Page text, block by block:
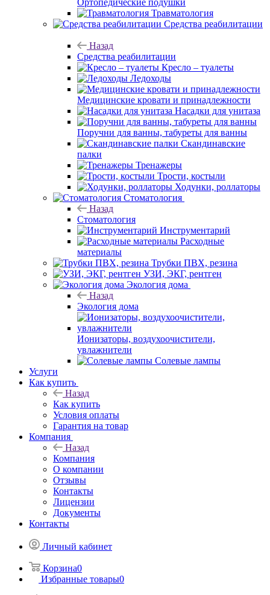
Ортопедические подушки
Травматология
Средства реабилитации
Назад
Средства реабилитации
Кресло – туалеты
Ледоходы
Медицинские кровати и принадлежности
Насадки для унитаза
Поручни для ванны, табуреты для ванны
Скандинавские
палки
Тренажеры
Трости, костыли
Ходунки, роллаторы
Стоматология
Назад
Стоматология
Инструментарий
Расходные
материалы
Трубки ПВХ, резина
УЗИ, ЭКГ, рентген
Экология дома
Назад
Экология дома
Ионизаторы, воздухоочистители,
увлажнители
Солевые лампы
Услуги
Как купить
Назад
Как купить
Условия оплаты
Гарантия на товар
Компания
Назад
Компания
О компании
Отзывы
Контакты
Лицензии
Документы
Контакты
Личный кабинет
Корзина0
Избранные товары0